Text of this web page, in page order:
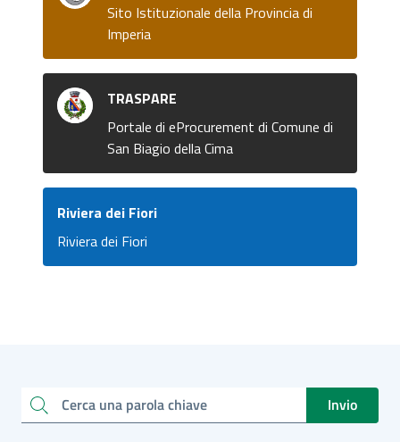
Sito Istituzionale della Provincia di
Imperia
TRASPARE
Portale di eProcurement di Comune di
San Biagio della Cima
Riviera dei Fiori
Riviera dei Fiori
Cerca una parola chiave Invio